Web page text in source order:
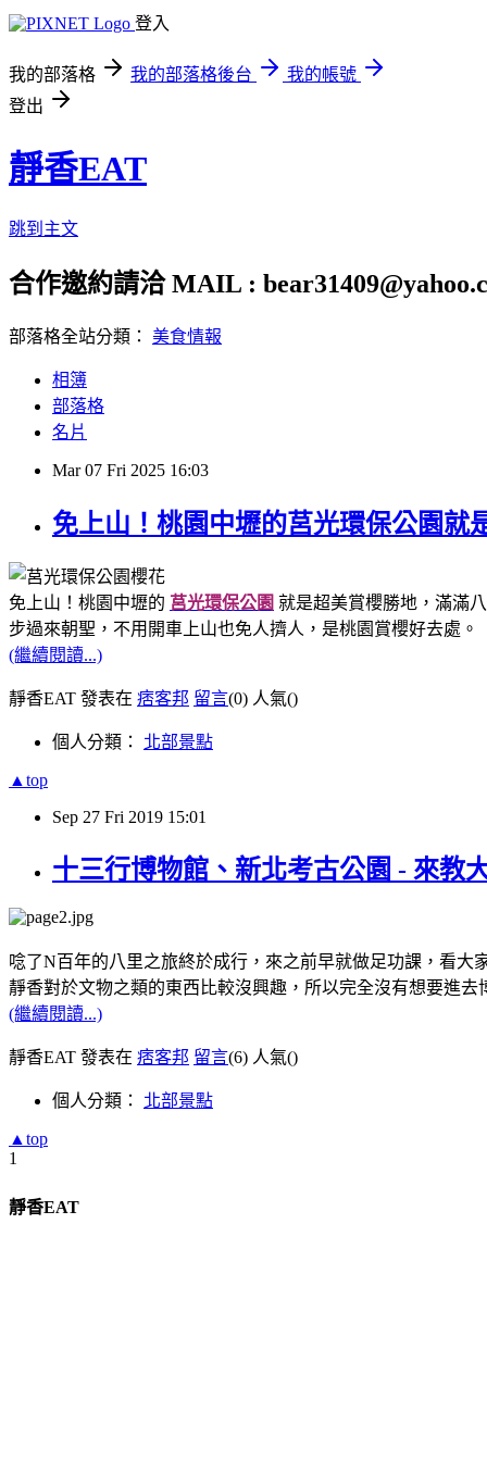
登入
我的部落格 我的部落格後台
我的帳號
登出
靜香EAT
跳到主文
合作邀約請洽 MAIL :
部落格全站分類： 美食情報
相簿
部落格
名片
Mar 07 Fri 2025 16:03
免上山！桃園中壢的莒光環保公園就
免上山！桃園中壢的 莒光環保公園 就是超美賞櫻勝地，滿滿
步過來朝聖，不用開車上山也免人擠人，是桃園賞櫻好去處。
(繼續閱讀...)
靜香EAT 發表在 痞客邦 留言(0) 人氣()
個人分類： 北部景點
▲top
Sep 27 Fri 2019 15:01
十三行博物館、新北考古公園 - 來教
唸了N百年的八里之旅終於成行，來之前早就做足功課，看大
靜香對於文物之類的東西比較沒興趣，所以完全沒有想要進去
(繼續閱讀...)
靜香EAT 發表在 痞客邦 留言(6) 人氣()
個人分類： 北部景點
▲top
1
靜香EAT